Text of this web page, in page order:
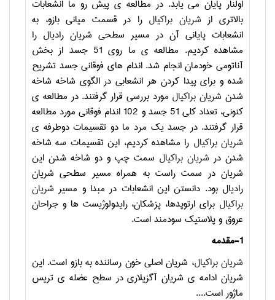
اولنار پایان می یابد. در مطالعه ی پیش رو ما انشعابات
بالاتری ازشریان براکیال را در قسمت میانی بازو، به
انشعابات پایانی آن در مسیر سطحی شریان رادیال را
مشاهده کردیم. مطالعه ی ما روی 51 جسد از بخش
آناتومی خودمان انجام شد. اندام های فوقانی جسد تشریح
شده و برای پیدا کردن هر انشعابی در الگوی شاخه شاخه
شدن شریان براکیال مورد بررسی قرار گرفتند. در مطالعه ی
کنونی، تعداد کلی 51 جسد و 102 اندام فوقانی مورد مطالعه
قرار گرفتند. در جسد یک مرد ما دو تقسیمات دوطرفه ی
شریان براکیال را مشاهده کردیم، این تقسیمات سه شاخه
شدن در شریان براکیال سمت چپ و دو شاخه شدن این
شریان در سمت راست به همراه مسیر سطحی شریان
رادیال بود. دانستن این انشعابات در مبدا و مسیر شریان
براکیال برای ارتوپدها، پزشکان، رایدولوژیست ها و جراحان
عروق و پلاستیک سودمند است.
1- مقدمه
شریان براکیال، شریان اصلی خون رساننده به بازو است. این
شریان ادامه ی شریان آگزیلاری در سطح عضله ی تریس
ماژور است....